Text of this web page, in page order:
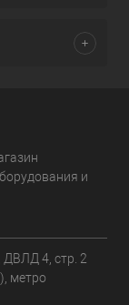
и
ДВЛД 4, стр. 2
метро